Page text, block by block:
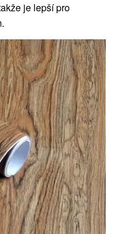
je lepší pro